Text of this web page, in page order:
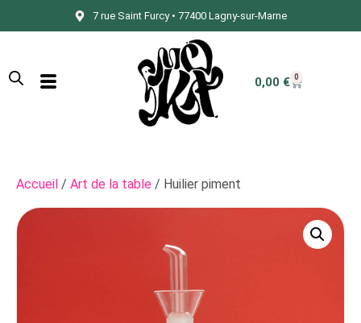
7 rue Saint Furcy • 77400 Lagny-sur-Marne
0,00 € 0
Accueil / Art de la table / Huilier piment